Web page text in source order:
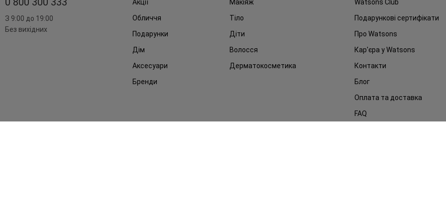
З 9:00 до 19:00
Без вихідних
Акції
Макіяж
Обличчя
Тіло
Подарунки
Діти
Дім
Волосся
Аксесуари
Дерматокосметика
Бренди
Watsons Club
Подарункові сертифікати
Про Watsons
Кар'єра у Watsons
Контакти
Блог
Оплата та доставка
FAQ